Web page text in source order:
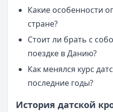
Какие особенности
стране?
Стоит ли брать с
поездке в Данию?
Как менялся курс
последние годы?
История датской